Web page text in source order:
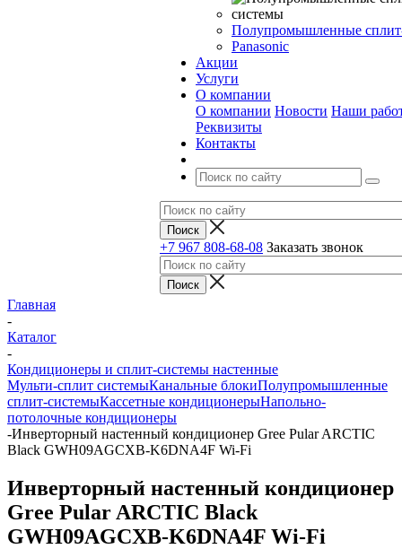
Полупромышленные
Panasonic
Акции
Услуги
О компании
О компании Новости Наши
Реквизиты
Контакты
+7 967 808-68-08 Заказать звонок
Главная
-
Каталог
-
Кондиционеры и сплит-системы настенные
Мульти-сплит системыКанальные блокиПолупромышленные
сплит-системыКассетные кондиционерыНапольно-
потолочные кондиционеры
-Инверторный настенный кондиционер Gree Pular ARCTIC
Black GWH09AGCXB-K6DNA4F Wi-Fi
Инверторный настенный кондиционер
Gree Pular ARCTIC Black
GWH09AGCXB-K6DNA4F Wi-Fi